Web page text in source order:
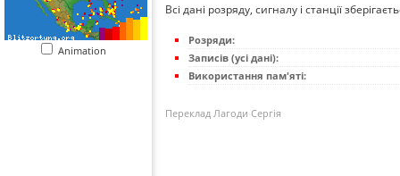
Animation
Всі дані розряду, сигналу і станції
Розряди:
Записів (усі дані):
Використання пам'яті:
Переклад Лагоди Сергія